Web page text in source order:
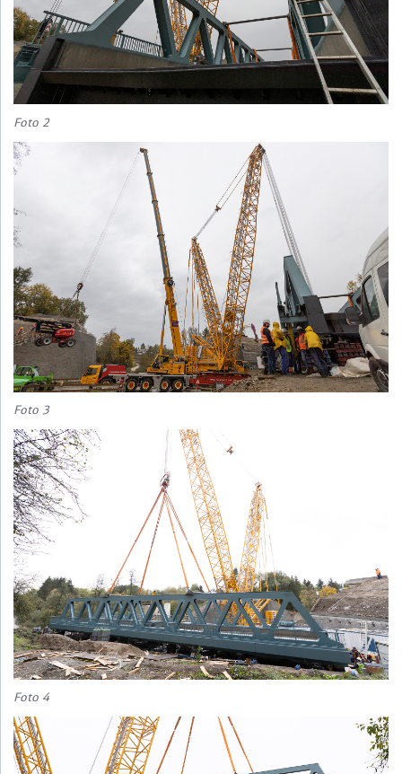
Wir benötigen Ihre Zustimmung,
um Google Maps zu laden!
Diese Karte wird von einem Drittanbieter (Google Maps) zur
Verfügung gestellt. Mit Aktivierung der Karte wird von Ihnen eine
Verbindung zu den Servern von Google hergestellt. Dabei
übermitteln Sie personenbezogene Daten (mindestens Ihre IP-
Adresse) an Google. Mehr dazu in unseremDatenschutzhinweisen
Hierfür wird ein vom Betreiber der Seite verwaltetes Cookie
gesetzt.
Foto 2
Foto 3
Foto 4